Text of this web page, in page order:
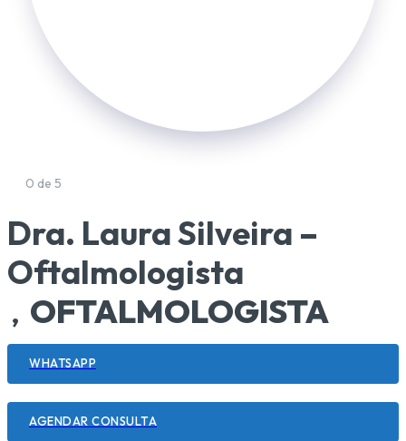
0 de 5
Dra. Laura Silveira –
Oftalmologista
, OFTALMOLOGISTA
WHATSAPP
AGENDAR CONSULTA